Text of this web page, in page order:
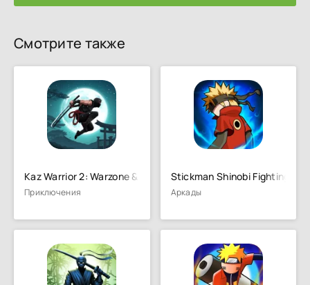
Смотрите также
Kaz Warrior 2: Warzone & RPG
Приключения
Stickman Shinobi Fighting
Аркады